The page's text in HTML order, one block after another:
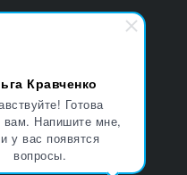
Кравченко
Готова
вам. Напишите мне,
у вас появятся
вопросы.
край,
д. 27,
и
83-05